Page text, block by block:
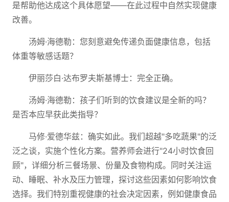
是帮助他达成这个具体愿望——在此过程中自然实现健康
改善。
汤姆·海德勒：您刻意避免传递负面健康信息，包括
体重等敏感话题？
伊丽莎白·达布罗夫斯基博士：完全正确。
汤姆·海德勒：孩子们听到的饮食建议是全新的吗？
是否本应早获此类指导？
马修·爱德华兹：确实如此。我们超越"多吃蔬果"的泛
泛之谈，实施个性化方案。营养师会进行"24小时饮食回
顾"，详细分析三餐场景、份量及食物构成。同时关注运
动、睡眠、补水及压力管理，探讨这些因素如何影响饮食
选择。我们特别重视健康的社会决定因素，例如健康食品